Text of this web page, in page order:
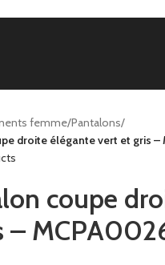
femme/Pantalons/
droite élégante vert et gris –
coupe
–